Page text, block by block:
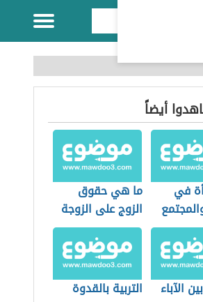
أيضاً
في
ما هي حقوق
الزوج على الزوجة
الآباء
التربية بالقدوة